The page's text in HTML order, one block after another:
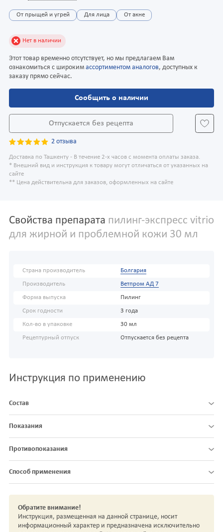
От прыщей и угрей Для лица От акне
Нет в наличии
Этот товар временно отсутствует, но мы предлагаем Вам
ознакомиться с широким ассортиментом аналогов, доступных к
заказу прямо сейчас.
Сообщить о наличии
Отпускается без рецепта
2 отзыва
Доставка по Ташкенту - В течение 2-х часов с момента оплаты заказа.
* Внешний вид и инструкция к товару могут отличаться от указанных на
сайте
** Цена действительна для заказов, оформленных на сайте
Свойства препарата пилинг-экспресс vitrio
для жирной и проблемной кожи 30 мл
Страна производитель Болгария
Производитель Ветпром АД 7
Форма выпуска Пилинг
Срок годности 3 года
Кол-во в упаковке 30 мл
Рецептурный отпуск Отпускается без рецепта
Инструкция по применению
Состав
Показания
Противопоказания
Способ применения
Обратите внимание!
Инструкция, размещенная на данной странице, носит
информационный характер и предназначена исключительно